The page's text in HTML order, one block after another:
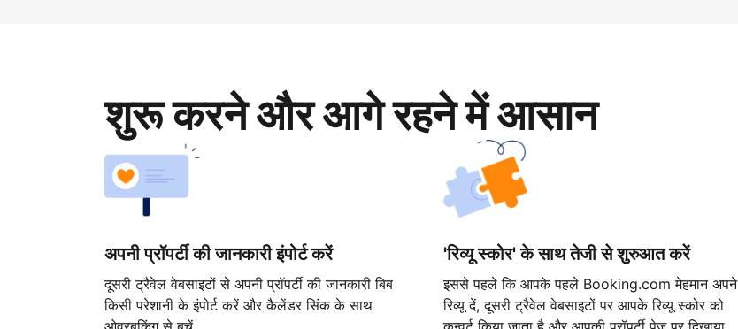
शुरू करने और आगे रहने में आसान
अपनी प्रॉपर्टी की जानकारी इंपोर्ट करें
दूसरी ट्रैवेल वेबसाइटों से अपनी प्रॉपर्टी की जानकारी बिब
किसी परेशानी के इंपोर्ट करें और कैलेंडर सिंक के साथ
'रिव्यू स्कोर' के साथ तेजी से शुरुआत करें
इससे पहले कि आपके पहले Booking.com मेहमान अपने
रिव्यू दें, दूसरी ट्रैवेल वेबसाइटों पर आपके रिव्यू स्कोर को